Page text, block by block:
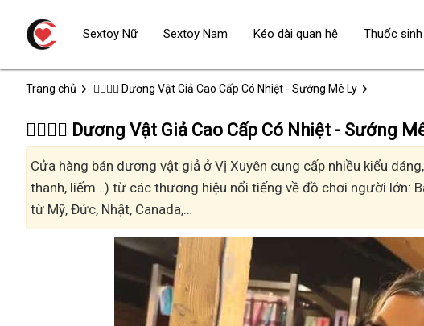
Trang chủ 👩‍❤️‍💋‍👨 Dương Vật Giả Cao Cấp Có Nhiệt - Sướng Mê Ly
👩‍❤️‍💋‍👨 Dương Vật Giả Cao Cấp Có Nhiệt - Sướng
Cửa hàng bán dương vật giả ở Vị Xuyên cung cấp nhiều kiểu
thanh, liếm…) từ các thương hiệu nổi tiếng về đồ chơi người lớn:
từ Mỹ, Đức, Nhật, Canada,…
Sextoy Nữ Sextoy Nam Kéo dài quan hệ Thuốc